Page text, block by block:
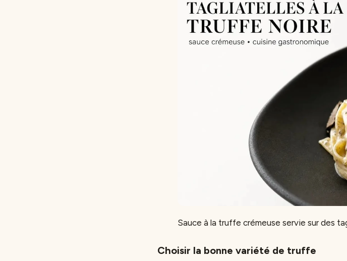
Sauce à la truffe crémeuse servie sur des
Choisir la bonne variété de truffe